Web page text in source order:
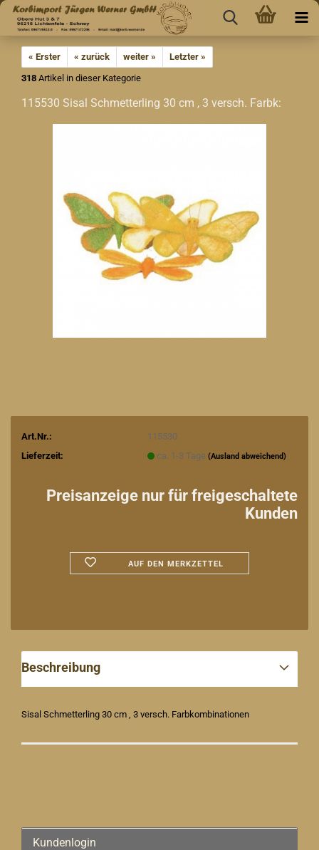
« Erster « zurück weiter »
Letzter »
318 Artikel in dieser Kategorie
115530 Sisal Schmetterling 30 cm , 3 versch. Farbk:
Art.Nr.:
115530
Lieferzeit:
ca. 1-3 Tage (Ausland abweichend)
Preisanzeige nur für freigeschaltete
Kunden
AUF DEN MERKZETTEL
Beschreibung
Sisal Schmetterling 30 cm , 3 versch. Farbkombinationen
Kundenlogin